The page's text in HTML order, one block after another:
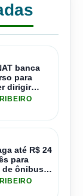
banca
para
dirigir
até R$ 24
para
de ônibus e
até